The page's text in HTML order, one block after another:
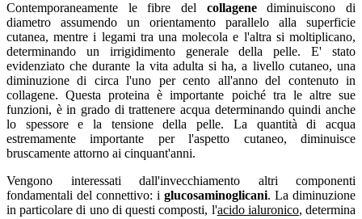
Contemporaneamente le fibre del collagenediminuiscono di
diametro assumendo un orientamento parallelo alla superficie
cutanea, mentre i legami tra una molecola e l'altra si moltiplicano,
determinando un irrigidimento generale della pelle. E' stato
evidenziato che durante la vita adulta si ha, a livello cutaneo, una
diminuzione di circa l'uno per cento all'anno del contenuto in
collagene. Questa proteina è importante poiché tra le altre sue
funzioni, è in grado di trattenere acqua determinando quindi anche
lo spessore e la tensione della pelle. La quantità di acqua
estremamente importante per l'aspetto cutaneo, diminuisce
bruscamente attorno ai cinquant'anni.
Vengono interessati dall'invecchiamento altri componenti
fondamentali del connettivo: i glucosaminoglicani. La diminuzione
in particolare di uno di questi composti, l'acido ialuronico, determina